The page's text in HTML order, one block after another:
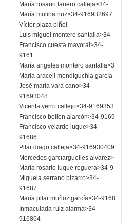
María rosario lanero calleja>34-
María molina riuz>34-916932697
Víctor plaza piñol
Luis miguel montero santalla>34-
Francisco cuesta mayoral>34-
9161
María angeles montero santalla>3
María araceli mendiguchia garcía
José maría vara cano>34-
91693048
Vicenta yerro callejo>34-9169353
Francisco bellón alarcón>34-9169
Francisco velarde luque>34-
91686
Pilar diago calleja>34-916930409
Mercedes garciargüelles alvarez>
María rosario luque reguera>34-9
Miguela serrano pizarro>34-
91687
María pilar muñoz garcía>34-9168
Inmaculada ruiz alarma>34-
916864